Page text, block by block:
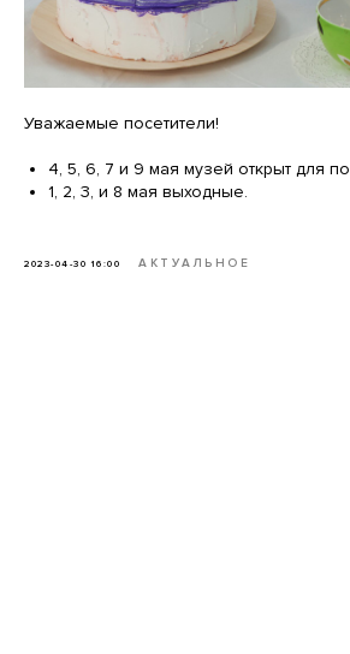
Уважаемые посетители!
4, 5, 6, 7 и 9 мая музей открыт для
1, 2, 3, и 8 мая выходные.
2023-04-30 16:00 АКТУАЛЬНОЕ